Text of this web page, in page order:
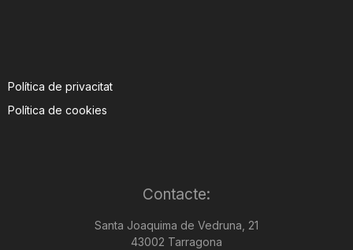
Política de privacitat
Política de cookies
Contacte:
Santa Joaquima de Vedruna, 21
43002 Tarragona